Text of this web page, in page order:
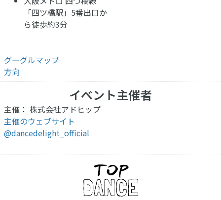
「四ツ橋駅」5番出口か
ら徒歩約3分
グーグルマップ
方向
イベント主催者
主催： 株式会社アドヒップ
主催のウェブサイト
@dancedelight_official